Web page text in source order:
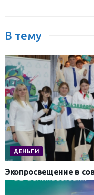
В тему
ДЕНЬГИ
Экопросвещение в